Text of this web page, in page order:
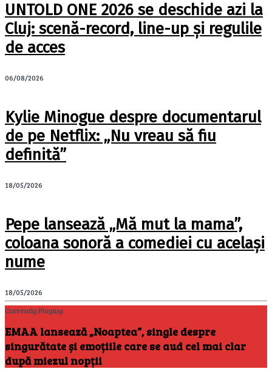
UNTOLD ONE 2026 se deschide azi la
Cluj: scenă-record, line-up și regulile
de acces
06/08/2026
Kylie Minogue despre documentarul
de pe Netflix: „Nu vreau să fiu
definită”
18/05/2026
Pepe lansează „Mă mut la mama”,
coloana sonoră a comediei cu același
nume
18/05/2026
Currently Playing
EMAA lansează „Noaptea”, single despre
singurătate și emoțiile care se aud cel mai clar
după miezul nopții